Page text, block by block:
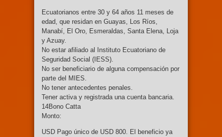
Ecuatorianos entre 30 y 64 años 11 meses de
edad, que residan en Guayas, Los Ríos,
Manabí, El Oro, Esmeraldas, Santa Elena, Loja
y Azuay.
No estar afiliado al Instituto Ecuatoriano de
Seguridad Social (IESS).
No ser beneficiario de alguna compensación por
parte del MIES.
No tener antecedentes penales.
Tener activa y registrada una cuenta bancaria.
14Bono Catta
Monto:
USD Pago único de USD 800. El beneficio ya